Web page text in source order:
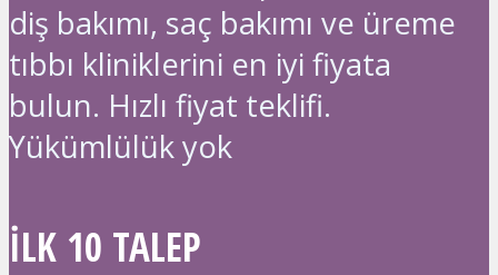
diş bakımı, saç bakımı ve üreme
tıbbı kliniklerini en iyi fiyata
bulun. Hızlı fiyat teklifi.
Yükümlülük yok
İLK 10 TALEP